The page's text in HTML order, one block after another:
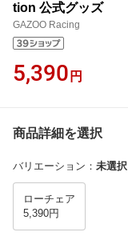
tion 公式グッズ
GAZOO Racing
5,390 円
商品詳細を選択
バリエーション ： 未選択
ローチェア
5,390円